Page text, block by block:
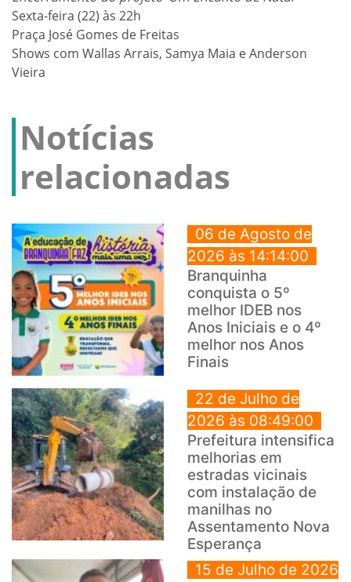
Sexta-feira (22) às 22h
Praça José Gomes de Freitas
Shows com Wallas Arrais, Samya Maia e Anderson
Vieira
Notícias
relacionadas
06 de Agosto de
2026 às 14:14:00
Branquinha
conquista o 5º
melhor IDEB nos
Anos Iniciais e o 4º
melhor nos Anos
Finais
22 de Julho de
2026 às 08:49:00
Prefeitura intensifica
melhorias em
estradas vicinais
com instalação de
manilhas no
Assentamento Nova
Esperança
15 de Julho de 2026